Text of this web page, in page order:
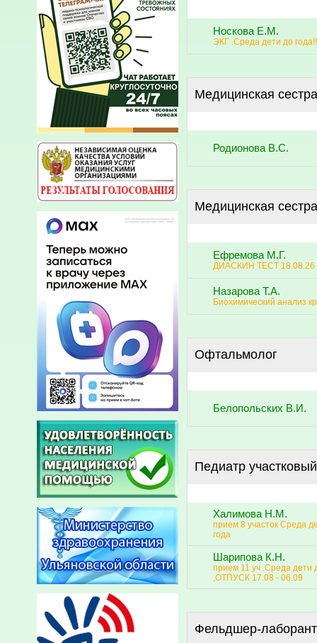
Носкова Е.М.
ЭКГ .Среда дети до
Медицинская сестра
Родионова В.С.
Медицинская
Ефремова М.Г.
ДИАСКИН ТЕСТ 18.08.26
Назарова Т.А.
Биохимический анализ
Офтальмолог
Белопольских В.И.
Педиатр участковый
Халимова Н.М.
прием 8 участок Среда
года
Шарипова К.Н.
прием 11 уч .Среда дети
,ОТПУСК 17.08 - 06.09
Фельдшер-лаборант